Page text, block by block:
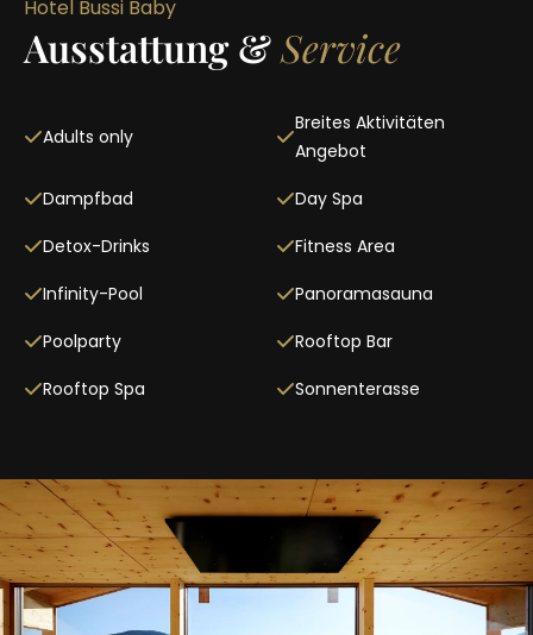
Hotel Bussi Baby
Ausstattung &Service
Adults only
Breites Aktivitäten
Angebot
Dampfbad
Day Spa
Detox-Drinks
Fitness Area
Infinity-Pool
Panoramasauna
Poolparty
Rooftop Bar
Rooftop Spa
Sonnenterasse